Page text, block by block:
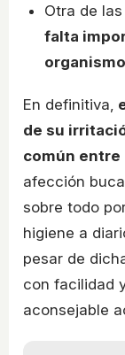
Otra de
falta
organismo
En definitiva,
de su
común entre
afección
sobre todo
higiene a
pesar de
con facilidad
aconsejable